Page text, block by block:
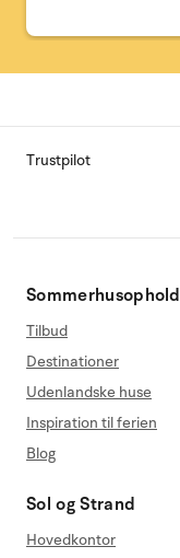
Trustpilot
Sommerhusophold
Tilbud
Destinationer
Udenlandske huse
Inspiration til ferien
Blog
Sol og Strand
Hovedkontor